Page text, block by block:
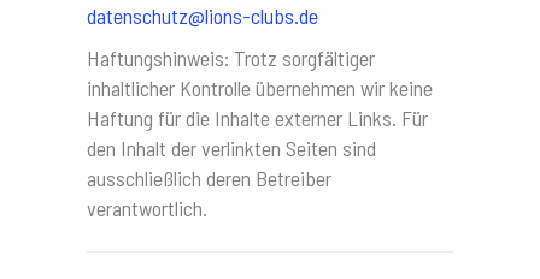
datenschutz@lions-clubs.de
Haftungshinweis: Trotz sorgfältiger
inhaltlicher Kontrolle übernehmen wir keine
Haftung für die Inhalte externer Links. Für
den Inhalt der verlinkten Seiten sind
ausschließlich deren Betreiber
verantwortlich.